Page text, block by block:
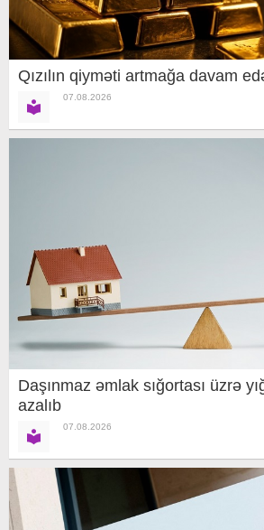
Qızılın qiyməti artmağa davam
07.08.2026
Daşınmaz əmlak sığortası üzrə
azalıb
07.08.2026